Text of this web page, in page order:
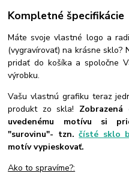
Kompletné špecifikácie
Máte svoje vlastné logo a
(vygravírovať) na krásne sklo?
pridať do košíka a spoločne
výrobku.
Vašu vlastnú grafiku teraz
produkt zo skla!
uvedenému motívu si
"surovinu"- tzn.čísté sklo
motív vypieskovať.
Ako to spravíme?: